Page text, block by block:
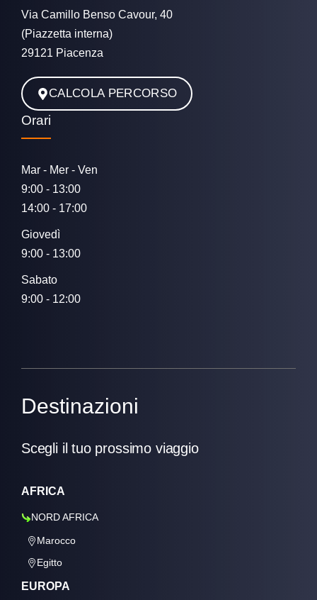
Via Camillo Benso Cavour, 40
(Piazzetta interna)
29121 Piacenza
CALCOLA PERCORSO
Orari
Mar - Mer - Ven
9:00 - 13:00
14:00 - 17:00
Giovedì
9:00 - 13:00
Sabato
9:00 - 12:00
Destinazioni
Scegli il tuo prossimo viaggio
AFRICA
NORD AFRICA
Marocco
Egitto
EUROPA